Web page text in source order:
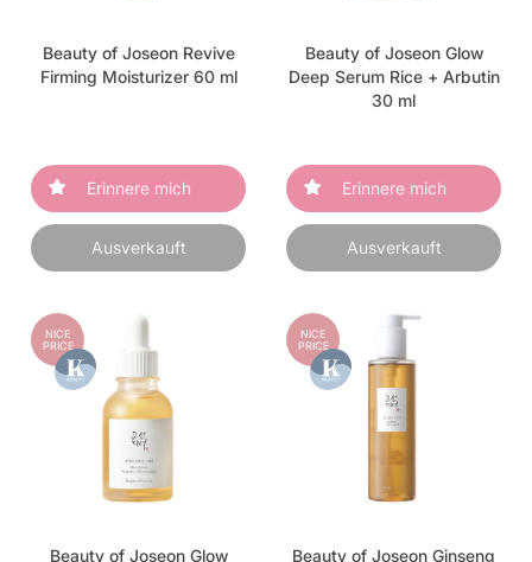
Beauty of Joseon Revive
Firming Moisturizer 60 ml
Erinnere mich
Ausverkauft
Beauty of Joseon Glow
Deep Serum Rice + Arbutin
30 ml
Erinnere mich
Ausverkauft
NICE
PRICE
Beauty of Joseon Glow
NICE
PRICE
Beauty of Joseon Ginseng